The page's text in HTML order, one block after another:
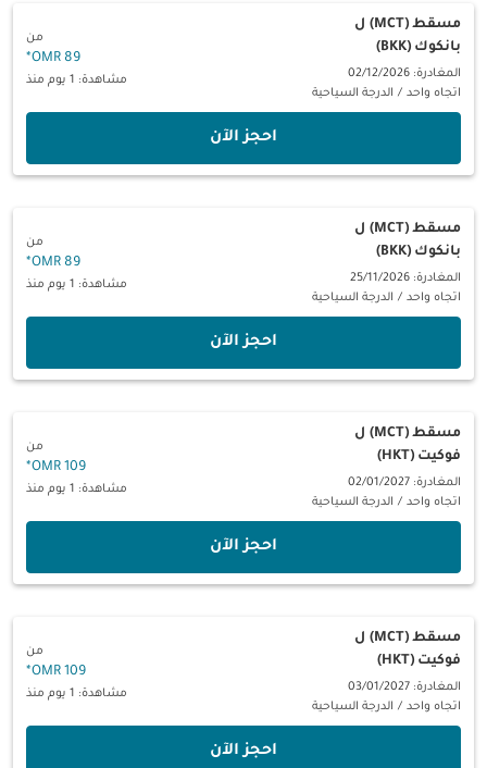
مسقط (MCT)
ل
بانكوك (BKK)
المغادرة: 02/12/2026
اتجاه واحد / الدرجة السياحية
من
89 OMR
*
مشاهدة: 1 يوم منذ
‫احجز الآن‬
مسقط (MCT)
ل
بانكوك (BKK)
المغادرة: 25/11/2026
اتجاه واحد / الدرجة السياحية
من
89 OMR
*
مشاهدة: 1 يوم منذ
‫احجز الآن‬
مسقط (MCT)
ل
فوكيت (HKT)
المغادرة: 02/01/2027
اتجاه واحد / الدرجة السياحية
من
109 OMR
*
مشاهدة: 1 يوم منذ
‫احجز الآن‬
مسقط (MCT)
ل
فوكيت (HKT)
المغادرة: 03/01/2027
اتجاه واحد / الدرجة السياحية
من
109 OMR
*
مشاهدة: 1 يوم منذ
‫احجز الآن‬